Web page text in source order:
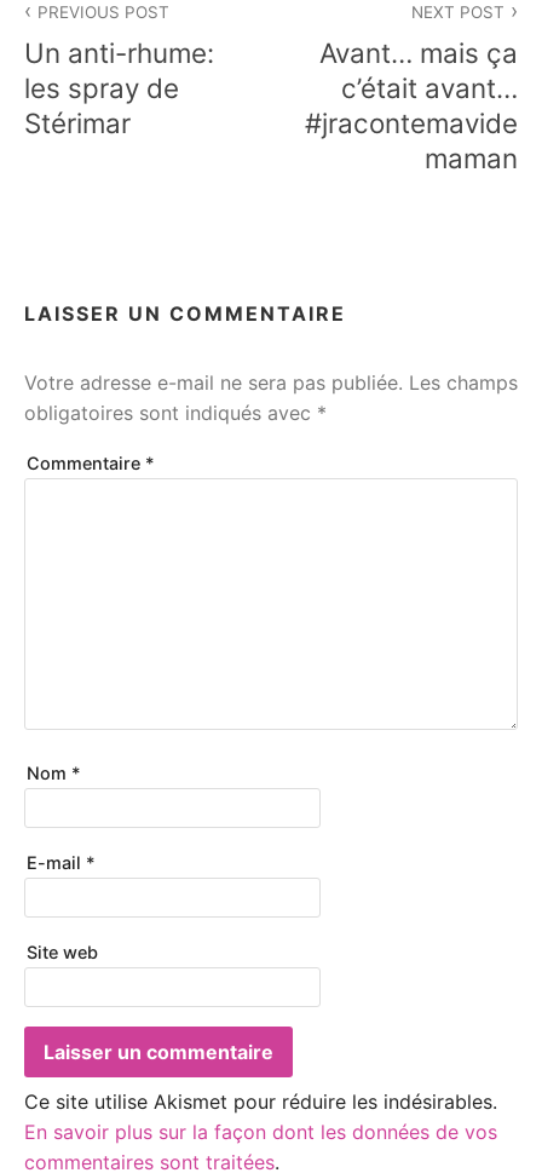
de
l’article
PREVIOUS POST
Un anti-rhume:
les spray de
Stérimar
NEXT POST
Avant… mais ça
c’était avant…
#jracontemavide
maman
LAISSER UN COMMENTAIRE
Votre adresse e-mail ne sera pas publiée. Les champs
obligatoires sont indiqués avec *
Commentaire *
Nom *
E-mail *
Site web
Ce site utilise Akismet pour réduire les indésirables.
En savoir plus sur la façon dont les données de vos
commentaires sont traitées.